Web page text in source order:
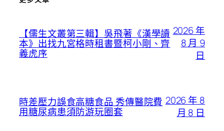
【儒生文叢第三輯】吳飛著《漢學讀
本》出找九宮格時租書暨柯小剛、齊
義虎序
2026 年
8 月 9
日
時差壓力誤食高糖食品 秀傳醫院費
用糖尿病患須防游玩圈套
2026 年 8
月 8 日